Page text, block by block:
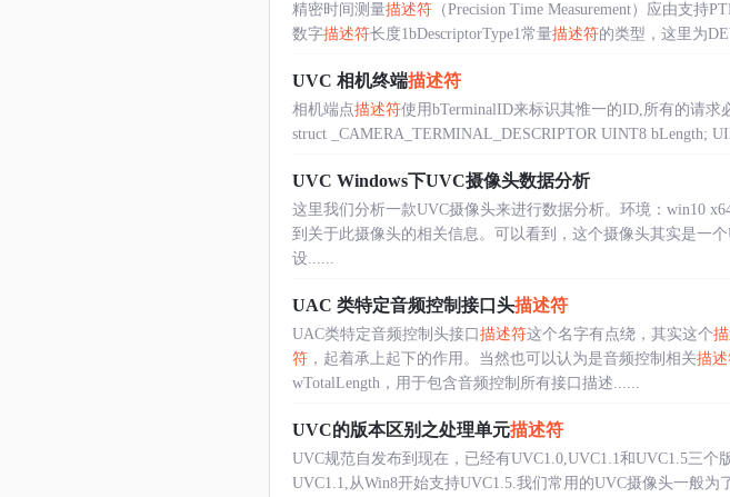
精密时间测量描述符（Precision Time Measurement）应由支持
数字描述符长度1bDescriptorType1常量描述符的类型，这里为
UVC 相机终端描述符
相机端点描述符使用bTerminalID来标识其惟一的ID,所有的请求
struct _CAMERA_TERMINAL_DESCRIPTOR UINT8 bLength;
UVC Windows下UVC摄像头数据分析
这里我们分析一款UVC摄像头来进行数据分析。环境：win10
到关于此摄像头的相关信息。可以看到，这个摄像头其实是一
设......
UAC 类特定音频控制接口头描述符
UAC类特定音频控制头接口 描述符这个名字有点绕，其实这个
符，起着承上起下的作用。当然也可以认为是音频控制相关描
wTotalLength，用于包含音频控制所有接口描述......
UVC的版本区别之处理单元描述符
UVC规范自发布到现在，已经有UVC1.0,UVC1.1和UVC1.5三
UVC1.1,从Win8开始支持UVC1.5.我们常用的UVC摄像头一般